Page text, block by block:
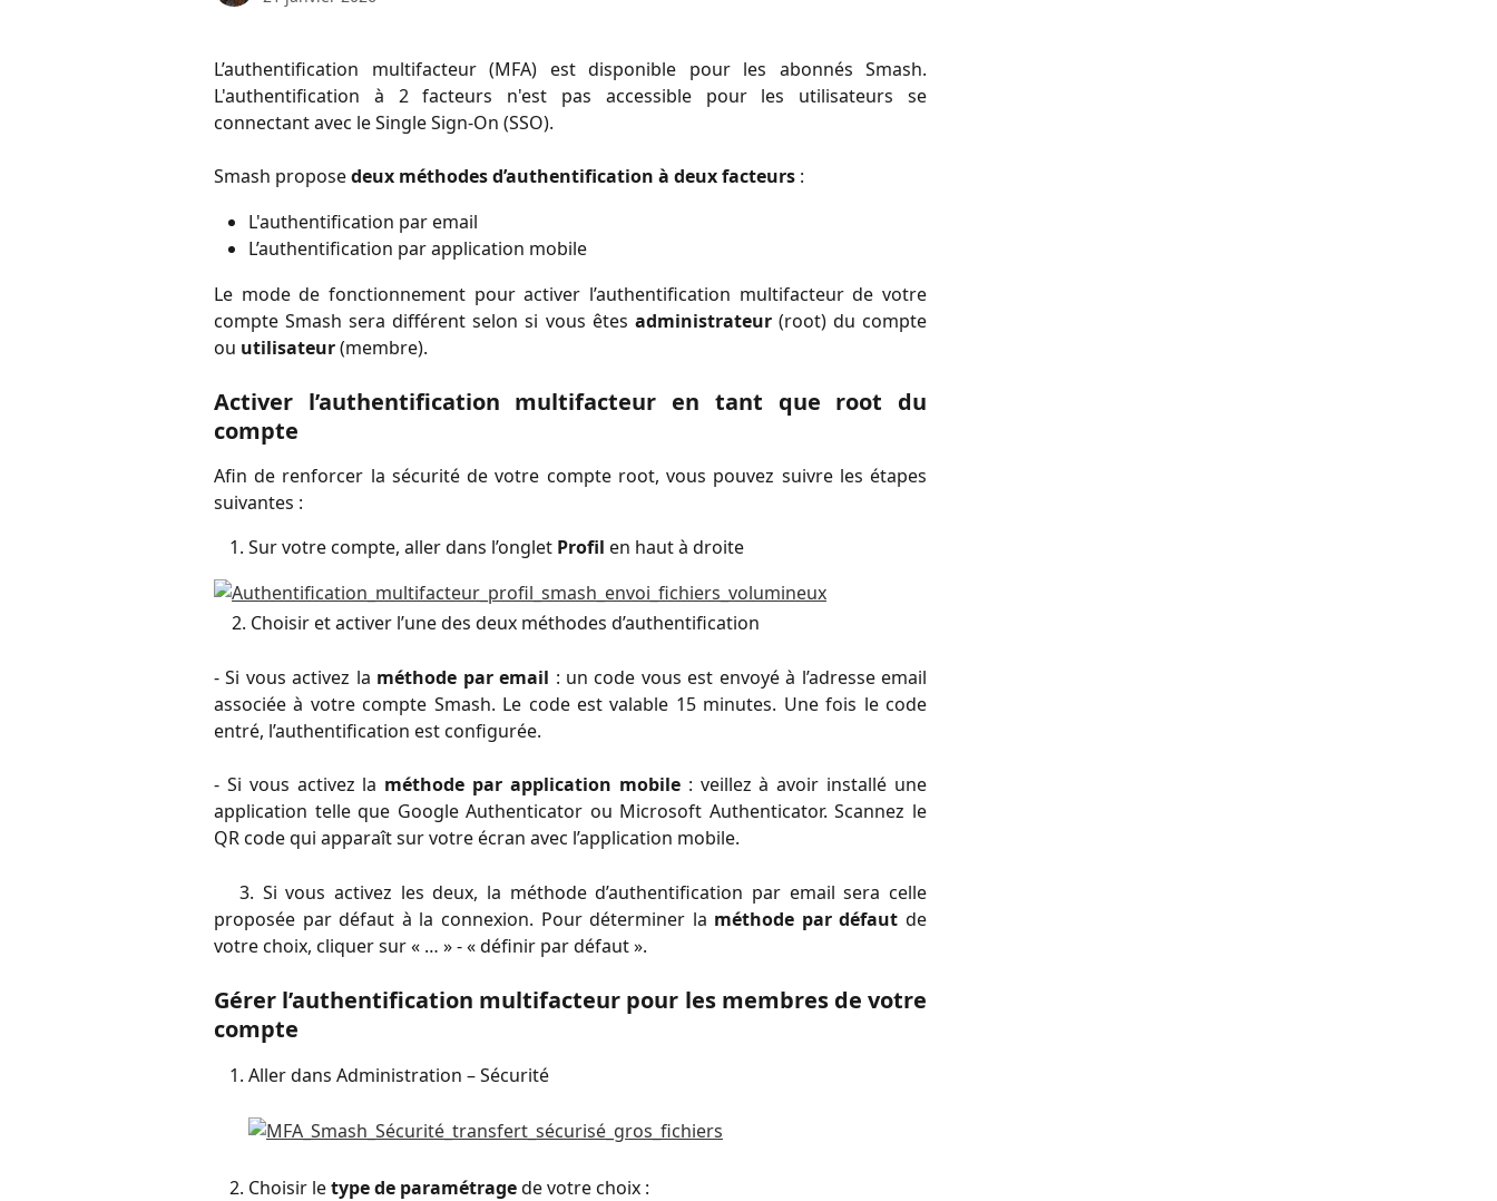
L’authentification multifacteur (MFA) est disponible pour les abonnés Smash.
L'authentification à 2 facteurs n'est pas accessible pour les utilisateurs se
connectant avec le Single Sign-On (SSO).
Smash proposedeux méthodes d’authentification à deux facteurs :
L'authentification par email
L’authentification par application mobile
Le mode de fonctionnement pour activer l’authentification multifacteur de votre
compte Smash sera différent selon si vous êtes administrateur(root) du compte
ou utilisateur(membre).
Activer l’authentification multifacteur en tant que root du
compte
Afin de renforcer la sécurité de votre compte root, vous pouvez suivre les étapes
suivantes :
Sur votre compte, aller dans l’onglet Profil en haut à droite
2. Choisir et activer l’une des deux méthodes d’authentification
- Si vous activez la méthode par email : un code vous est envoyé à l’adresse email
associée à votre compte Smash. Le code est valable 15 minutes. Une fois le code
entré, l’authentification est configurée.
- Si vous activez la méthode par application mobile: veillez à avoir installé une
application telle que Google Authenticator ou Microsoft Authenticator. Scannez le
QR code qui apparaît sur votre écran avec l’application mobile.
3. Si vous activez les deux, la méthode d’authentification par email sera celle
proposée par défaut à la connexion. Pour déterminer la méthode par défaut de
votre choix, cliquer sur « … » - « définir par défaut ».
Gérer l’authentification multifacteur pour les membres de votre
compte
Aller dans Administration – Sécurité
Choisir letype de paramétragede votre choix :